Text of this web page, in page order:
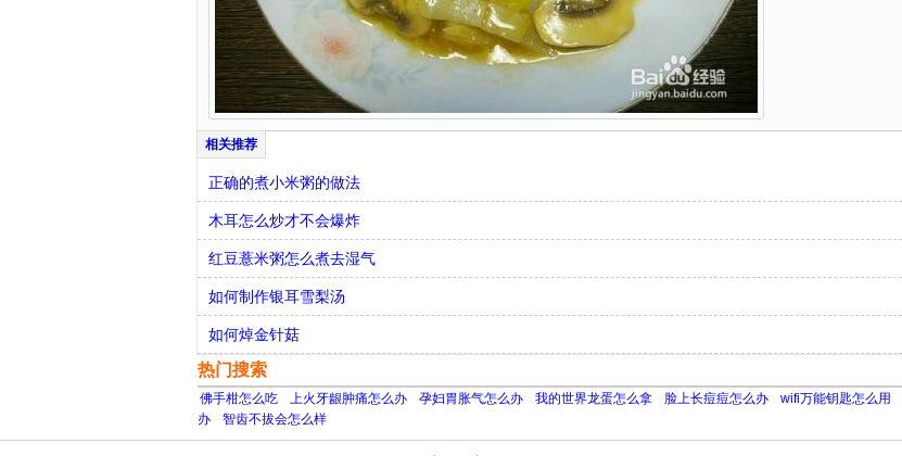
正确的煮小米粥的做法
木耳怎么炒才不会爆炸
红豆薏米粥怎么煮去湿气
如何制作银耳雪梨汤
如何焯金针菇
热门搜索
佛手柑怎么吃 上火牙龈肿痛怎么办 孕妇胃胀气怎么办 我的世界龙蛋怎么拿 脸上长痘痘怎么办 wifi万能钥匙怎么用
办
智齿不拔会怎么样